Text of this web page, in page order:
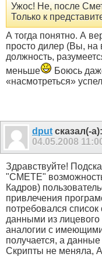
Ужос! Не, после
Только к
А тогда понятно. А
просто дилер (Вы, на
должность,
меньше
Боюсь
«насмотреться»
dput сказал(-а):
04.05.2008
Здравствуйте!
"СМЕТЕ"
Кадров)
привлечения
потребовался
данными из
аналогии с
получается, а
Скрипты не меняла,